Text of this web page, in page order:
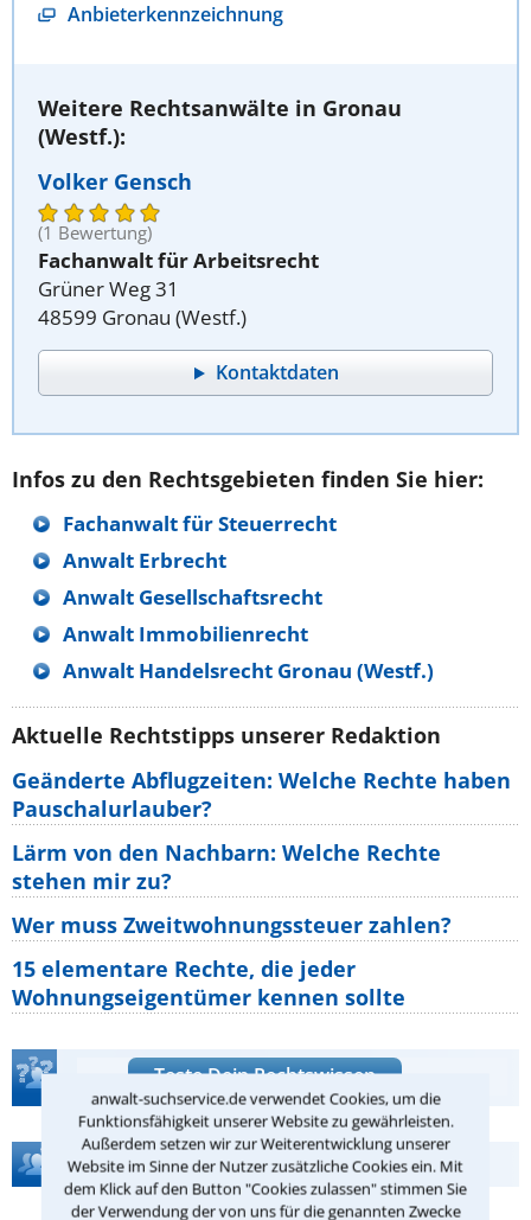
anwalt-suchservice.de verwendet Cookies, um die
Funktionsfähigkeit unserer Website zu gewährleisten.
Außerdem setzen wir zur Weiterentwicklung unserer
Website im Sinne der Nutzer zusätzliche Cookies ein. Mit
dem Klick auf den Button "Cookies zulassen" stimmen Sie
der Verwendung der von uns für die genannten Zwecke
Anbieterkennzeichnung
Weitere Rechtsanwälte in Gronau
(Westf.):
Volker Gensch
(1 Bewertung)
Fachanwalt für Arbeitsrecht
Grüner Weg 31
48599 Gronau (Westf.)
Kontaktdaten
Infos zu den Rechtsgebieten finden Sie hier:
Fachanwalt für Steuerrecht
Anwalt Erbrecht
Anwalt Gesellschaftsrecht
Anwalt Immobilienrecht
Anwalt Handelsrecht Gronau (Westf.)
Aktuelle Rechtstipps unserer Redaktion
Geänderte Abflugzeiten: Welche Rechte haben
Pauschalurlauber?
Lärm von den Nachbarn: Welche Rechte
stehen mir zu?
Wer muss Zweitwohnungssteuer zahlen?
15 elementare Rechte, die jeder
Wohnungseigentümer kennen sollte
Teste Dein Rechtswissen
Hilfe bei Ihrer Anwaltsuche?